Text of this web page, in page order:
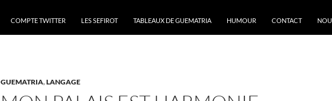
COMPTE TWITTER LES SEFIROT TABLEAUX DE GUEMATRIA HUMOUR CONTACT
GUEMATRIA,LANGAGE